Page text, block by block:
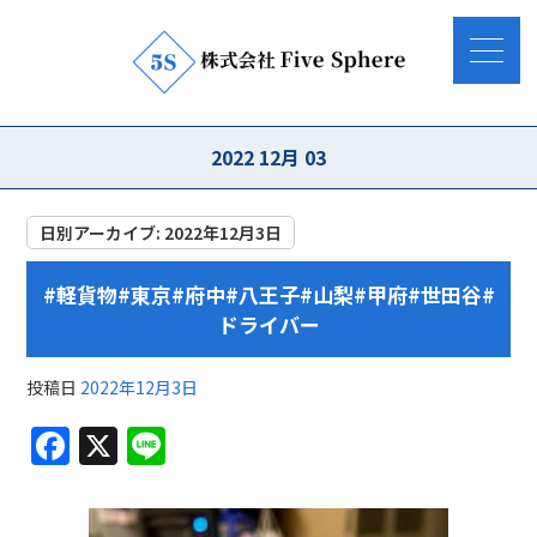
2022 12月 03
日別アーカイブ: 2022年12月3日
#軽貨物#東京#府中#八王子#山梨#甲府#世田谷#
ドライバー
投稿日 2022年12月3日
F
c
X
e